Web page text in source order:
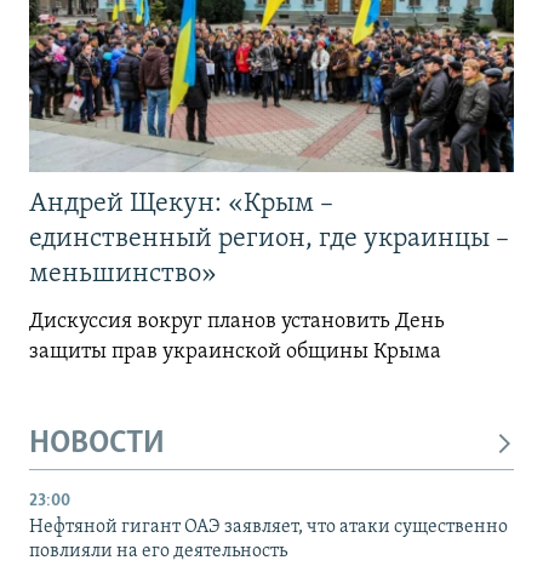
Андрей Щекун: «Крым –
единственный регион, где украинцы –
меньшинство»
Дискуссия вокруг планов установить День
защиты прав украинской общины Крыма
НОВОСТИ
23:00
Нефтяной гигант ОАЭ заявляет, что атаки существенно
повлияли на его деятельность